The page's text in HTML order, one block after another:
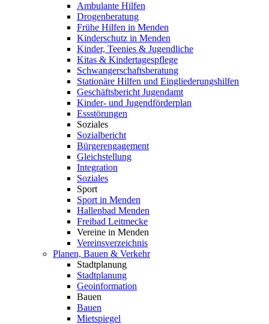
Ambulante Hilfen
Drogenberatung
Frühe Hilfen in Menden
Kinderschutz in Menden
Kinder, Teenies & Jugendliche
Kitas & Kindertagespflege
Schwangerschaftsberatung
Stationäre Hilfen und Eingliederungshilfen
Geschäftsbericht Jugendamt
Kinder- und Jugendförderplan
Essstörungen
Soziales
Sozialbericht
Bürgerengagement
Gleichstellung
Integration
Soziales
Sport
Sport in Menden
Hallenbad Menden
Freibad Leitmecke
Vereine in Menden
Vereinsverzeichnis
Planen, Bauen & Verkehr
Stadtplanung
Stadtplanung
Geoinformation
Bauen
Bauen
Mietspiegel